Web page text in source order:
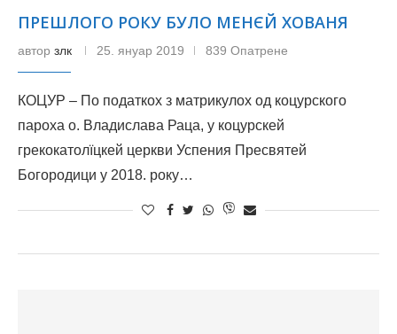
ПРЕШЛОГО РОКУ БУЛО МЕНЄЙ ХОВАНЯ
автор злк 25. януар 2019 839 Опатрене
КОЦУР – По податкох з матрикулох од коцурского
пароха о. Владислава Раца, у коцурскей
грекокатолїцкей церкви Успения Пресвятей
Богородици у 2018. року…